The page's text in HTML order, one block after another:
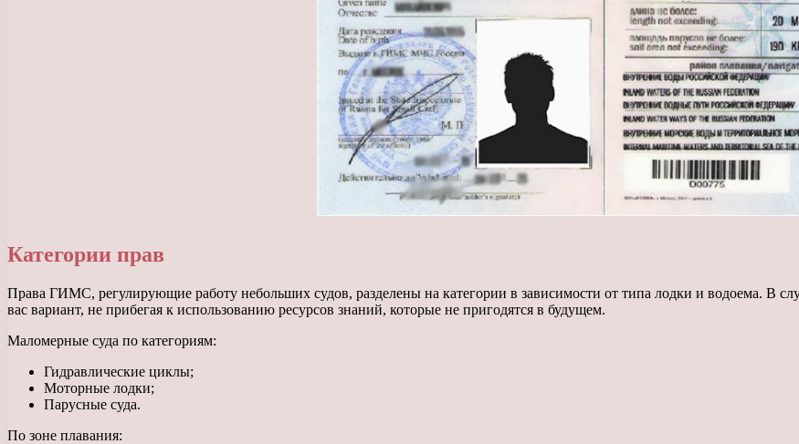
Категории прав
Права ГИМС, регулирующие работу небольших судов, разделены на категории в зависимости от типа лодки и водоема. В
вас вариант, не прибегая к использованию ресурсов знаний, которые не пригодятся в будущем.
Маломерные суда по категориям:
Гидравлические циклы;
Моторные лодки;
Парусные суда.
По зоне плавания: